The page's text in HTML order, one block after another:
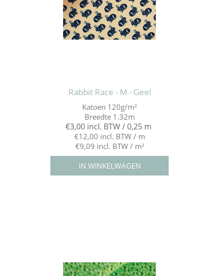
Rabbit Race - M - Geel
Katoen 120g/m²
Breedte 1.32m
€3,00 incl. BTW / 0,25 m
€12,00 incl. BTW / m
€9,09 incl. BTW / m²